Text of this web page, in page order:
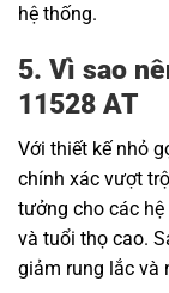
hệ thống.
5. Vì sao
11528 AT
Với thiết kế nhỏ
chính xác vượt
tưởng cho các
và tuổi thọ cao.
giảm rung lắc và